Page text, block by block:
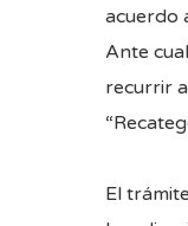
acuerdo
Ante
recurrir
El